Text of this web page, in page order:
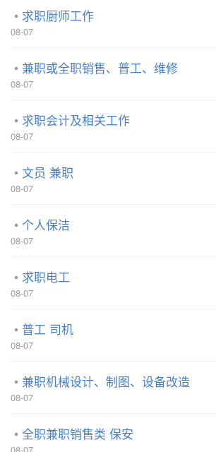
求职厨师工作
08-07
兼职或全职销售、普工、维修
08-07
求职会计及相关工作
08-07
文员 兼职
08-07
个人保洁
08-07
求职电工
08-07
普工 司机
08-07
兼职机械设计、制图、设备改造
08-07
全职兼职销售类 保安